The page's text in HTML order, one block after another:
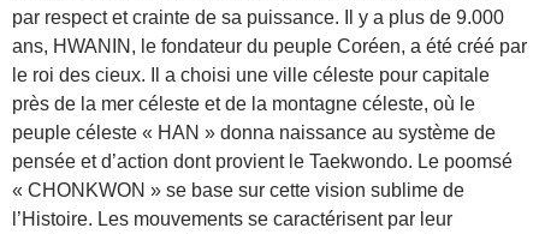
par respect et crainte de sa puissance. Il y a plus de 9.000
ans, HWANIN, le fondateur du peuple Coréen, a été créé par
le roi des cieux. Il a choisi une ville céleste pour capitale
près de la mer céleste et de la montagne céleste, où le
peuple céleste « HAN » donna naissance au système de
pensée et d’action dont provient le Taekwondo. Le poomsé
« CHONKWON » se base sur cette vision sublime de
l’Histoire. Les mouvements se caractérisent par leur